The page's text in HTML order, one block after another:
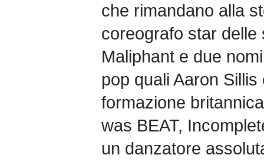
che rimandano alla
coreografo star
Maliphant e due
pop quali Aaron
formazione
was BEAT,
un danzatore